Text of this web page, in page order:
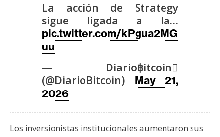
T
La acción de Strategy
sigue ligada a la…
pic.twitter.com/kPgua2MG
uu
— Diario฿itcoin
(@DiarioBitcoin) May 21,
2026
Los inversionistas institucionales aumentaron sus